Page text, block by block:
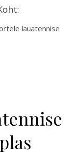
lauatennise